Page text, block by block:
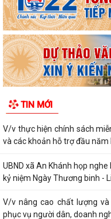
TIN MỚI
V/v thực hiện chính sách
và các khoản hỗ trợ đầu năm
UBND xã An Khánh họp
kỷ niệm Ngày Thương binh -
V/v nâng cao chất lượng
phục vụ người dân, doanh